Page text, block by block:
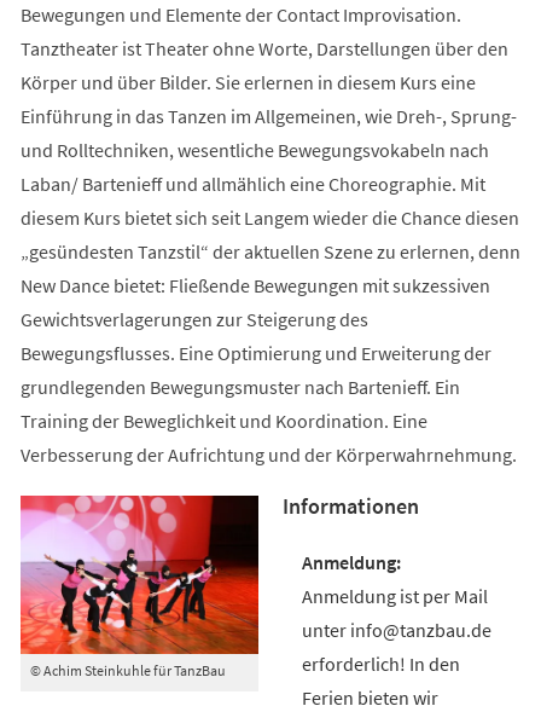
Bewegungen und Elemente der Contact Improvisation.
Tanztheater ist Theater ohne Worte, Darstellungen über den
Körper und über Bilder. Sie erlernen in diesem Kurs eine
Einführung in das Tanzen im Allgemeinen, wie Dreh-, Sprung-
und Rolltechniken, wesentliche Bewegungsvokabeln nach
Laban/ Bartenieff und allmählich eine Choreographie. Mit
diesem Kurs bietet sich seit Langem wieder die Chance diesen
„gesündesten Tanzstil“ der aktuellen Szene zu erlernen, denn
New Dance bietet: Fließende Bewegungen mit sukzessiven
Gewichtsverlagerungen zur Steigerung des
Bewegungsflusses. Eine Optimierung und Erweiterung der
grundlegenden Bewegungsmuster nach Bartenieff. Ein
Training der Beweglichkeit und Koordination. Eine
Verbesserung der Aufrichtung und der Körperwahrnehmung.
© Achim Steinkuhle für TanzBau
Informationen
Anmeldung ist per Mail
unter info@tanzbau.de
erforderlich! In den
Ferien bieten wir